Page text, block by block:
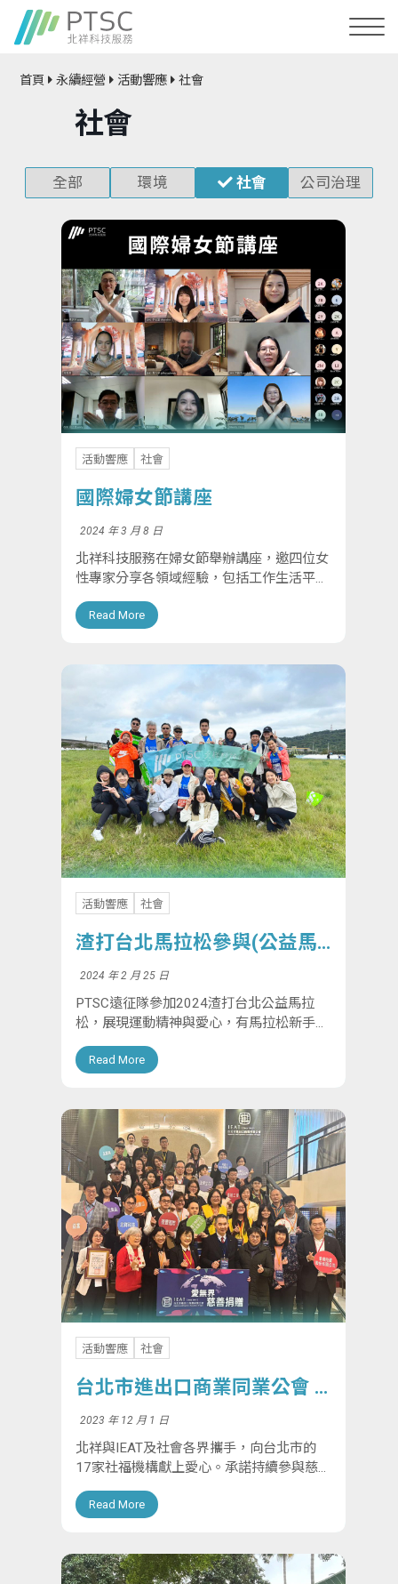
首頁 永續經營 活動響應 社會
社會
全部 環境 社會 公司治理
活動響應 社會
國際婦女節講座
2024 年 3 月 8 日
北祥科技服務在婦女節舉辦講座，邀四位女
性專家分享各領域經驗，包括工作生活平
衡、ESG/DEI、職場安全和非政府組織等議
題。。活動結束時，大家比出「Break The
Read More
活動響應 社會
渣打台北馬拉松參與(公益馬
2024 年 2 月 25 日
PTSC遠征隊參加2024渣打台北公益馬拉
松，展現運動精神與愛心，有馬拉松新手與
運動好手，共同完成挑戰，並獲得獎牌。北
祥自2020年起支持這項活動，今年人數創
Read More
活動響應 社會
台北市進出口商業同業公會 –
2023 年 12 月 1 日
北祥與IEAT及社會各界攜手，向台北市的
17家社福機構獻上愛心。承諾持續參與慈善
活動，堅守ESG價值觀，致力實現共創更美
好社會的未來。感謝IEAT提供平台，讓我們
Read More